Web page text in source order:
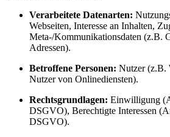
Verarbeitete Datenarten:
Webseiten, Interesse an Inhalten,
Meta-/Kommunikationsdaten (z.B.
Adressen).
Betroffene Personen: Nutzer (z.B.
Nutzer von Onlinediensten).
Rechtsgrundlagen: Einwilligung
DSGVO), Berechtigte Interessen
DSGVO).